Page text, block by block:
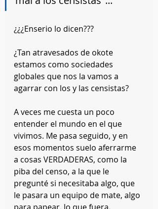
¿¿¿Enserio lo dicen???
¿Tan atravesados de okote
estamos como sociedades
globales que nos la vamos a
agarrar con los y las censistas?
A veces me cuesta un poco
entender el mundo en el que
vivimos. Me pasa seguido, y en
esos momentos suelo aferrarme
a cosas VERDADERAS, como la
piba del censo, a la que le
pregunté si necesitaba algo, que
le pasara un equipo de mate, algo
para papear, lo que fuera.